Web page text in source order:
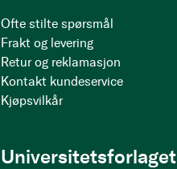
Ofte stilte spørsmål
Frakt og levering
Retur og reklamasjon
Kontakt kundeservice
Kjøpsvilkår
Universitetsforlaget